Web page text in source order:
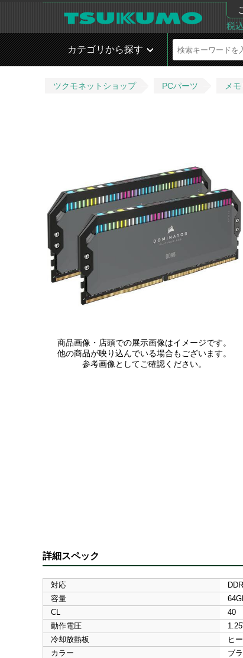
税
カテゴリから探す
ツクモネットショップ PCパーツ メ
商品画像・店頭での展示画像はイメージです。
他の商品が映り込んでいる場合もございます。
参考画像としてご確認ください。
詳細スペック
対応
容量
CL
40
動作電圧
冷却放熱板
ヒ
カラー
ブ